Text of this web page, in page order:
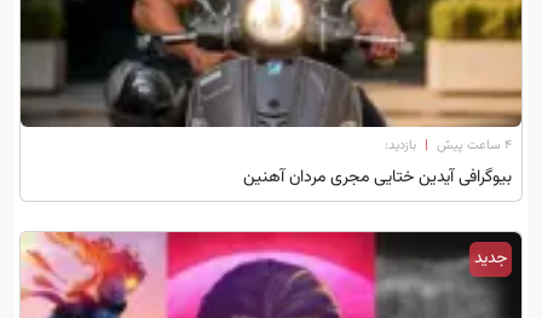
۴ ساعت پیش | بازدید:
بیوگرافی آیدین ختایی مجری مردان آهنین
جدید